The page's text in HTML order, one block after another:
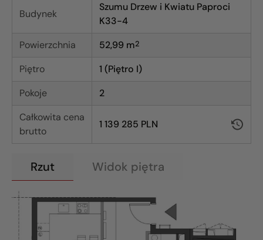
Budynek
Szumu Drzew i Kwiatu Paproci
K33-4
Powierzchnia
52,99 m2
Piętro
1 (Piętro I)
Pokoje
2
Całkowita cena
brutto
1 139 285 PLN
Rzut Widok piętra